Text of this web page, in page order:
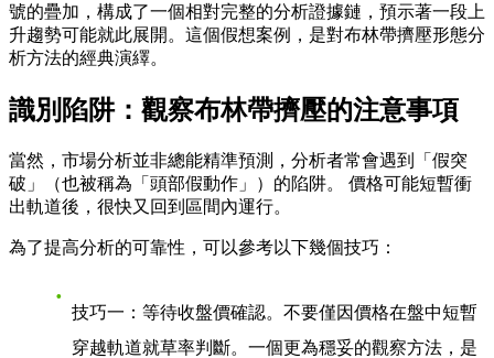
號的疊加，構成了一個相對完整的分析證據鏈，預示著一段上
升趨勢可能就此展開。這個假想案例，是對布林帶擠壓形態分
析方法的經典演繹。
識別陷阱：觀察布林帶擠壓的注意事項
當然，市場分析並非總能精準預測，分析者常會遇到「假突
破」（也被稱為「頭部假動作」）的陷阱。 價格可能短暫衝
出軌道後，很快又回到區間內運行。
為了提高分析的可靠性，可以參考以下幾個技巧：
技巧一：等待收盤價確認。不要僅因價格在盤中短暫
穿越軌道就草率判斷。一個更為穩妥的觀察方法，是